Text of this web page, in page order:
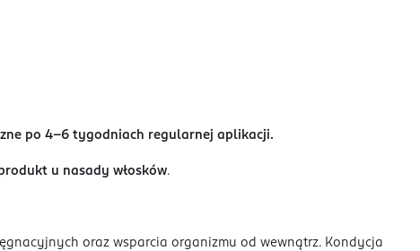
po 4-6 tygodniach regularnej aplikacji.
u nasady włosków.
oraz wsparcia organizmu od wewnątrz. Kondycja